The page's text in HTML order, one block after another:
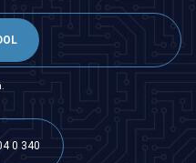
0 340